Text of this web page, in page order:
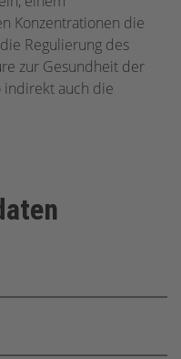
Konzentrationen die
Regulierung des
zur Gesundheit der
indirekt auch die